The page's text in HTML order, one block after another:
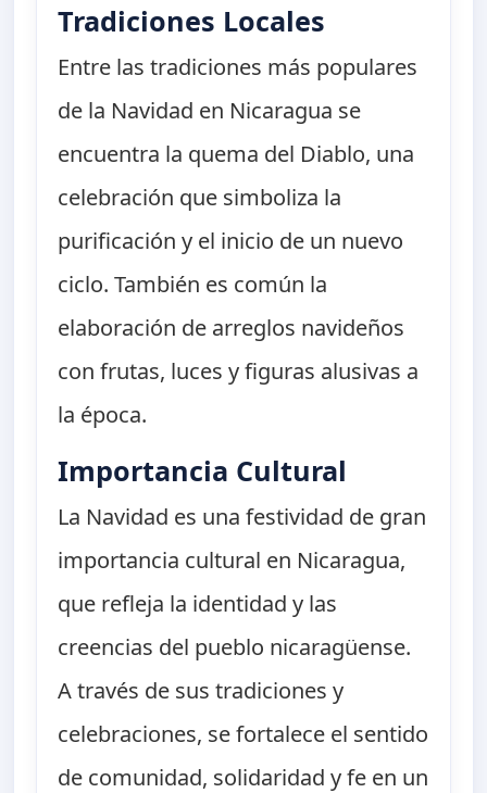
Tradiciones Locales
Entre las tradiciones más populares
de la Navidad en Nicaragua se
encuentra la quema del Diablo, una
celebración que simboliza la
purificación y el inicio de un nuevo
ciclo. También es común la
elaboración de arreglos navideños
con frutas, luces y figuras alusivas a
la época.
Importancia Cultural
La Navidad es una festividad de gran
importancia cultural en Nicaragua,
que refleja la identidad y las
creencias del pueblo nicaragüense.
A través de sus tradiciones y
celebraciones, se fortalece el sentido
de comunidad, solidaridad y fe en un